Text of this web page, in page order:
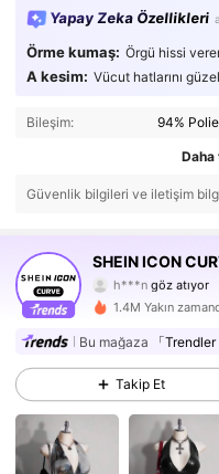
Yapay Zeka Özellikleri
Örme kumaş: Örgü hissi
A kesim: Vücut hatlarını
Bileşim: 94%
Güvenlik bilgileri ve iletişim
SHEIN ICON
h***ngöz atıyor
4,81
399K
4,81 399K
4,81 399K
399K
1.4M Yakın
Bu mağaza 「Trendler
Takip Et